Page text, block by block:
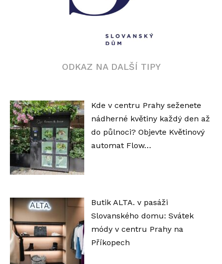
ODKAZ NA DALŠÍ TIPY
Kde v centru Prahy seženete
nádherné květiny každý den až
do půlnoci? Objevte Květinový
automat Flow…
Butik ALTA. v pasáži
Slovanského domu: Svátek
módy v centru Prahy na
Příkopech